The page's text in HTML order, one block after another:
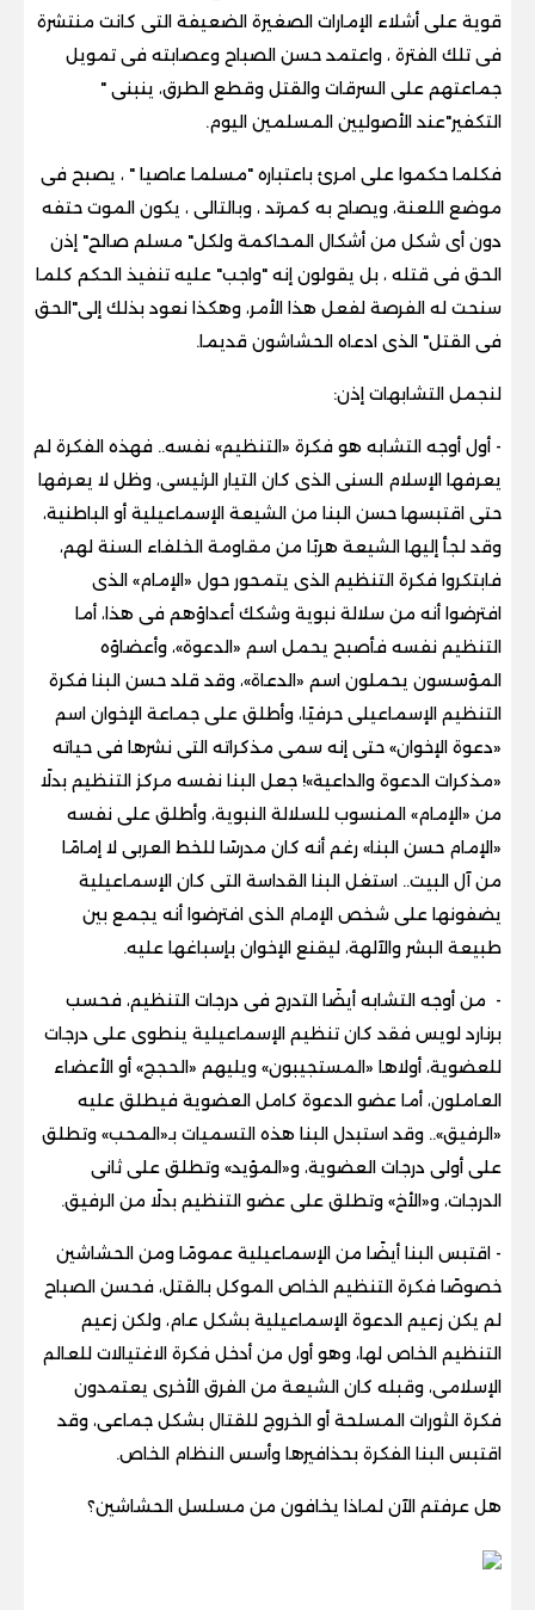
قوية على أشلاء الإمارات الصغيرة الضعيفة التى كانت منتشرة
فى تلك الفترة ، واعتمد حسن الصباح وعصابته فى تمويل
جماعتهم على السرقات والقتل وقطع الطرق، ينبنى "
التكفير"عند الأصوليين المسلمين اليوم.
فكلما حكموا على امرئ باعتباره "مسلما عاصيا " ، يصبح فى
موضع اللعنة، ويصاح به كمرتد ، وبالتالى ، يكون الموت حتفه
دون أى شكل من أشكال المحاكمة ولكل" مسلم صالح" إذن
الحق فى قتله ، بل يقولون إنه "واجب" عليه تنفيذ الحكم كلما
سنحت له الفرصة لفعل هذا الأمر، وهكذا نعود بذلك إلى"الحق
فى القتل" الذى ادعاه الحشاشون قديما.
لنجمل التشابهات إذن:
- أول أوجه التشابه هو فكرة «التنظيم» نفسه.. فهذه الفكرة لم
يعرفها الإسلام السنى الذى كان التيار الرئيسى، وظل لا يعرفها
حتى اقتبسها حسن البنا من الشيعة الإسماعيلية أو الباطنية،
وقد لجأ إليها الشيعة هربًا من مقاومة الخلفاء السنة لهم،
فابتكروا فكرة التنظيم الذى يتمحور حول «الإمام» الذى
افترضوا أنه من سلالة نبوية وشكك أعداؤهم فى هذا، أما
التنظيم نفسه فأصبح يحمل اسم «الدعوة»، وأعضاؤه
المؤسسون يحملون اسم «الدعاة»، وقد قلد حسن البنا فكرة
التنظيم الإسماعيلى حرفيًا، وأطلق على جماعة الإخوان اسم
«دعوة الإخوان» حتى إنه سمى مذكراته التى نشرها فى حياته
«مذكرات الدعوة والداعية»! جعل البنا نفسه مركز التنظيم بدلًا
من «الإمام» المنسوب للسلالة النبوية، وأطلق على نفسه
«الإمام حسن البنا» رغم أنه كان مدرسًا للخط العربى لا إمامًا
من آل البيت.. استغل البنا القداسة التى كان الإسماعيلية
يضفونها على شخص الإمام الذى افترضوا أنه يجمع بين
طبيعة البشر والآلهة، ليقنع الإخوان بإسباغها عليه.
- من أوجه التشابه أيضًا التدرج فى درجات التنظيم، فحسب
برنارد لويس فقد كان تنظيم الإسماعيلية ينطوى على درجات
للعضوية، أولاها «المستجيبون» ويليهم «الحجج» أو الأعضاء
العاملون، أما عضو الدعوة كامل العضوية فيطلق عليه
«الرفيق».. وقد استبدل البنا هذه التسميات بـ«المحب» وتطلق
على أولى درجات العضوية، و«المؤيد» وتطلق على ثانى
الدرجات، و«الأخ» وتطلق على عضو التنظيم بدلًا من الرفيق.
- اقتبس البنا أيضًا من الإسماعيلية عمومًا ومن الحشاشين
خصوصًا فكرة التنظيم الخاص الموكل بالقتل، فحسن الصباح
لم يكن زعيم الدعوة الإسماعيلية بشكل عام، ولكن زعيم
التنظيم الخاص لها، وهو أول من أدخل فكرة الاغتيالات للعالم
الإسلامى، وقبله كان الشيعة من الفرق الأخرى يعتمدون
فكرة الثورات المسلحة أو الخروج للقتال بشكل جماعى، وقد
اقتبس البنا الفكرة بحذافيرها وأسس النظام الخاص.
هل عرفتم الآن لماذا يخافون من مسلسل الحشاشين؟